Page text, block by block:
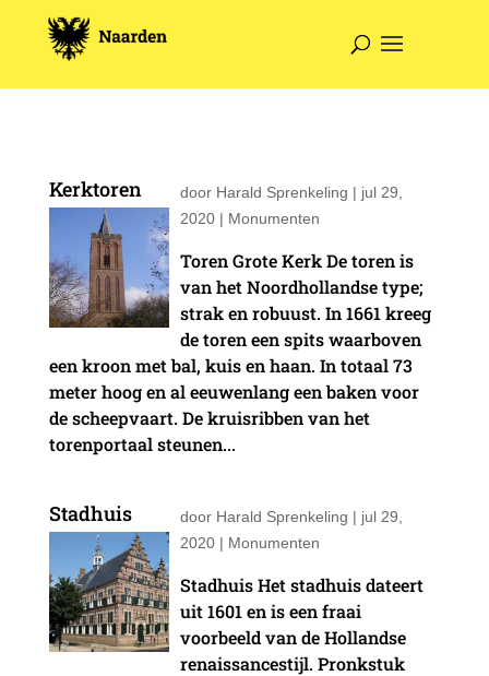
Kerktoren door Harald Sprenkeling | jul 29,
2020| Monumenten
Toren Grote Kerk De toren is
van het Noordhollandse type;
strak en robuust. In 1661 kreeg
de toren een spits waarboven
een kroon met bal, kuis en haan. In totaal 73
meter hoog en al eeuwenlang een baken voor
de scheepvaart. De kruisribben van het
torenportaal steunen...
Stadhuis door Harald Sprenkeling | jul 29,
2020| Monumenten
Stadhuis Het stadhuis dateert
uit 1601 en is een fraai
voorbeeld van de Hollandse
renaissancestijl. Pronkstuk